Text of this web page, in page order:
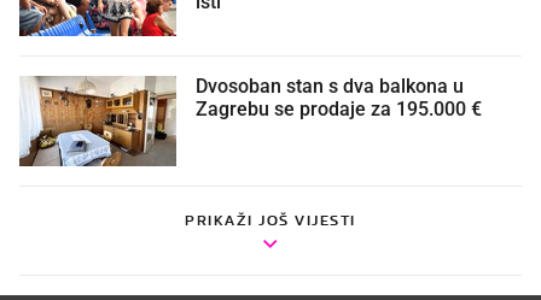
Dvosoban stan s dva balkona u
Zagrebu se prodaje za 195.000 €
PRIKAŽI JOŠ VIJESTI